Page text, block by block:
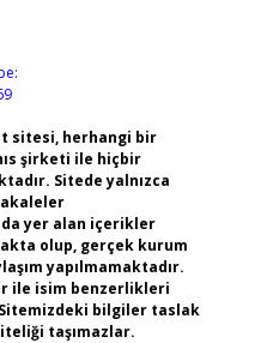
sitesi, herhangi bir
şirketi ile hiçbir
Sitede yalnızca
yer alan içerikler
olup, gerçek kurum
yapılmamaktadır.
ile isim benzerlikleri
bilgiler taslak
taşımazlar.